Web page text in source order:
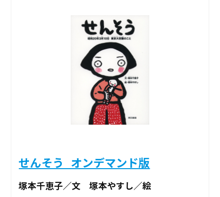
せんそう_オンデマンド版
塚本千恵子／文 塚本やすし／絵